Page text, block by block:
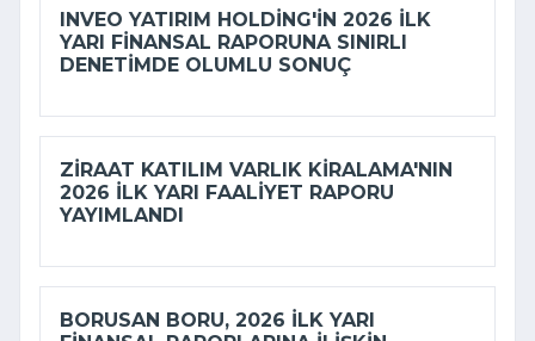
INVEO YATIRIM HOLDING'IN 2026 ILK
YARI FINANSAL RAPORUNA SINIRLI
DENETIMDE OLUMLU SONUÇ
ZIRAAT KATILIM VARLIK KIRALAMA'NIN
2026 ILK YARI FAALIYET RAPORU
YAYIMLANDI
BORUSAN BORU, 2026 ILK YARI